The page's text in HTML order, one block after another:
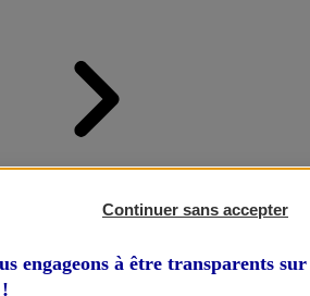
Continuer sans accepter
engageons à être transparents
!